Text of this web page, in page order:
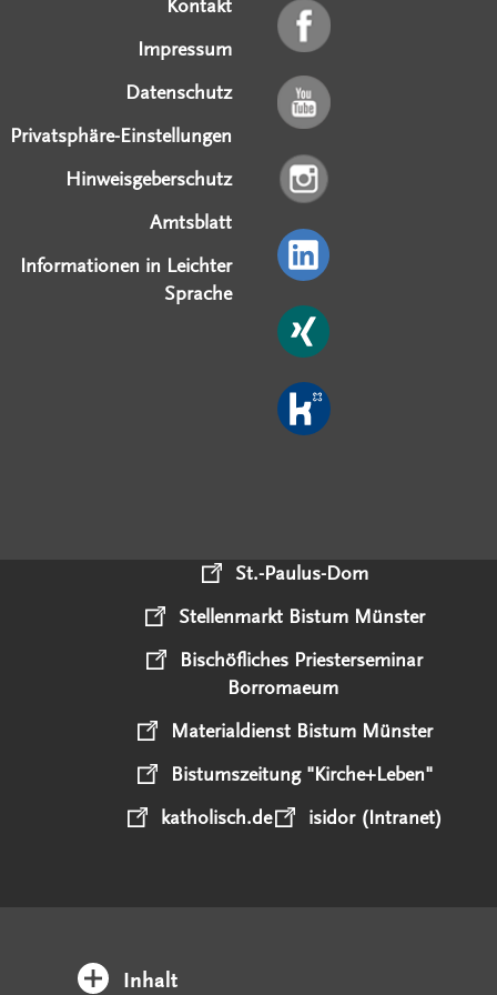
Kontakt
Impressum
Datenschutz
Privatsphäre-Einstellungen
Hinweisgeberschutz
Amtsblatt
Informationen in Leichter
Sprache
St.-Paulus-Dom
Stellenmarkt Bistum Münster
Bischöfliches Priesterseminar
Borromaeum
Materialdienst Bistum Münster
Bistumszeitung "Kirche+Leben"
katholisch.de
isidor (Intranet)
Inhalt